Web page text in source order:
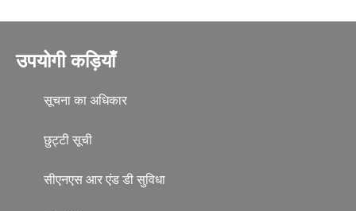
उपयोगी कड़ियाँ
सूचना का अधिकार
छुट्टी सूची
सीएनएस आर एंड डी सुविधा